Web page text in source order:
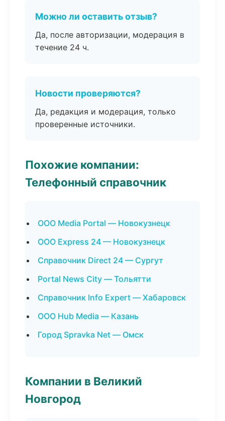
Можно ли оставить отзыв?
Да, после авторизации, модерация в
течение 24 ч.
Новости проверяются?
Да, редакция и модерация, только
проверенные источники.
Похожие компании:
Телефонный справочник
ООО Media Portal — Новокузнецк
ООО Express 24 — Новокузнецк
Справочник Direct 24 — Сургут
Portal News City — Тольятти
Справочник Info Expert — Хабаровск
ООО Hub Media — Казань
Город Spravka Net — Омск
Компании в Великий
Новгород